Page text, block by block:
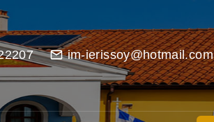
im-ierissoy@hotmail.com